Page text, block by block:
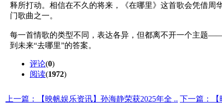
释所打动。相信在不久的将来，《在哪里》这首歌会凭借
门歌曲之一。
每一首情歌的类型不同，表达各异，但都离不开一个主题
到未来“去哪里”的答案。
评论(0)
阅读(1972)
上一篇：【映帆娱乐资讯】孙海静荣获2025年全 .. 下一篇：【